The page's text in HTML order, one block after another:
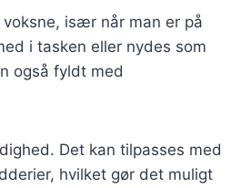
især når man er på
i tasken eller nydes som
også fyldt med
Det kan tilpasses med
hvilket gør det muligt